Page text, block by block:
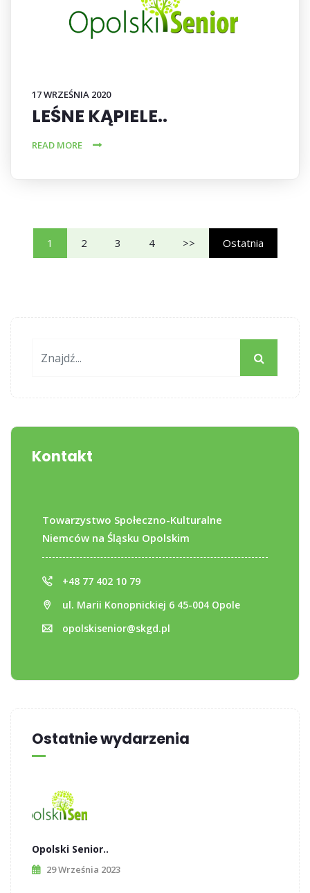
17 WRZEŚNIA 2020
LEŚNE KĄPIELE..
READ MORE
1 2 3 4 >> Ostatnia
Kontakt
Towarzystwo Społeczno-Kulturalne
Niemców na Śląsku Opolskim
+48 77 402 10 79
ul. Marii Konopnickiej 6 45-004 Opole
opolskisenior@skgd.pl
Ostatnie wydarzenia
Opolski Senior..
29 Września 2023